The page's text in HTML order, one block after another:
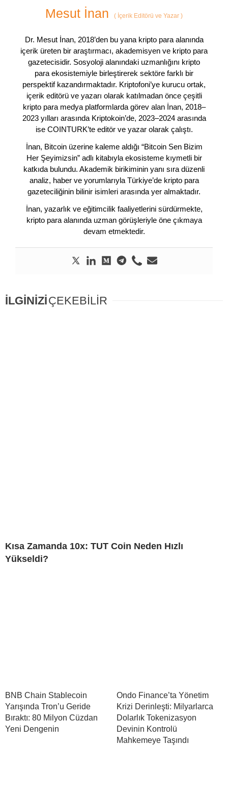
Mesut İnan ( İçerik Editörü ve Yazar )
Dr. Mesut İnan, 2018’den bu yana kripto para alanında
içerik üreten bir araştırmacı, akademisyen ve kripto para
gazetecisidir. Sosyoloji alanındaki uzmanlığını kripto
para ekosistemiyle birleştirerek sektöre farklı bir
perspektif kazandırmaktadır. Kriptofoni’ye kurucu ortak,
içerik editörü ve yazarı olarak katılmadan önce çeşitli
kripto para medya platformlarda görev alan İnan, 2018–
2023 yılları arasında Kriptokoin’de, 2023–2024 arasında
ise COINTURK’te editör ve yazar olarak çalıştı.
İnan, Bitcoin üzerine kaleme aldığı “Bitcoin Sen Bizim
Her Şeyimizsin” adlı kitabıyla ekosisteme kıymetli bir
katkıda bulundu. Akademik birikiminin yanı sıra düzenli
analiz, haber ve yorumlarıyla Türkiye’de kripto para
gazeteciliğinin bilinir isimleri arasında yer almaktadır.
İnan, yazarlık ve eğitimcilik faaliyetlerini sürdürmekte,
kripto para alanında uzman görüşleriyle öne çıkmaya
devam etmektedir.
İLGİNİZİÇEKEBİLİR
Kısa Zamanda 10x: TUT Coin Neden Hızlı
Yükseldi?
BNB Chain Stablecoin
Yarışında Tron’u Geride
Bıraktı: 80 Milyon Cüzdan
Yeni Dengenin
Ondo Finance’ta Yönetim
Krizi Derinleşti: Milyarlarca
Dolarlık Tokenizasyon
Devinin Kontrolü
Mahkemeye Taşındı